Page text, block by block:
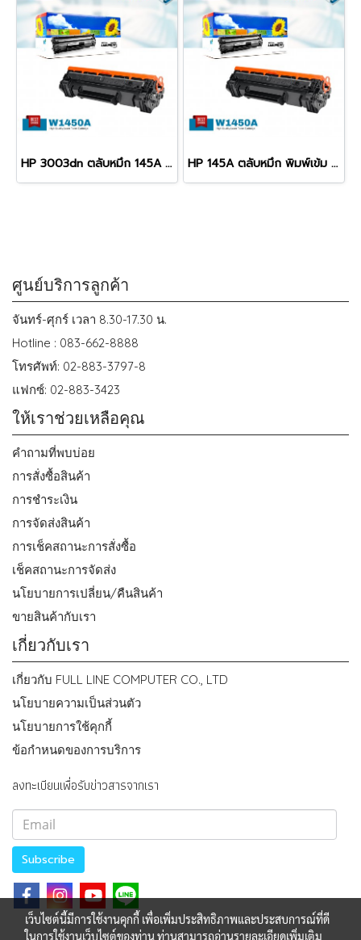
HP 3003dn ตลับหมึก 145A พิมพ์เข้ม คมชัด รับประกัน 100% HP 145A ตลับหมึก พิมพ์เข้ม คมชัด รับประกัน 100%
ศูนย์บริการลูกค้า
จันทร์-ศุกร์ เวลา 8.30-17.30 น.
Hotline : 083-662-8888
โทรศัพท์: 02-883-3797-8
แฟกซ์: 02-883-3423
ให้เราช่วยเหลือคุณ
คำถามที่พบบ่อย
การสั่งซื้อสินค้า
การชำระเงิน
การจัดส่งสินค้า
การเช็คสถานะการสั่งซื้อ
เช็คสถานะการจัดส่ง
นโยบายการเปลี่ยน/คืนสินค้า
ขายสินค้ากับเรา
เกี่ยวกับเรา
เกี่ยวกับ FULL LINE COMPUTER CO., LTD
นโยบายความเป็นส่วนตัว
นโยบายการใช้คุกกี้
ข้อกำหนดของการบริการ
ลงทะเบียนเพื่อรับข่าวสารจากเรา
Subscribe
เว็บไซต์นี้มีการใช้งานคุกกี้ เพื่อเพิ่มประสิทธิภาพและประสบการณ์ที่ดี
ในการใช้งานเว็บไซต์ของท่าน ท่านสามารถอ่านรายละเอียดเพิ่มเติม